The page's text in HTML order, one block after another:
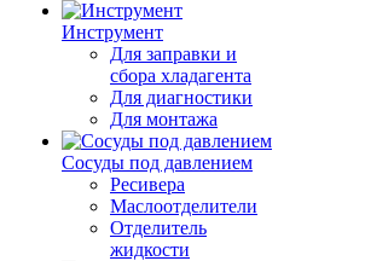
Инструмент
Для заправки и
сбора хладагента
Для диагностики
Для монтажа
Сосуды под давлением
Ресивера
Маслоотделители
Отделитель
жидкости